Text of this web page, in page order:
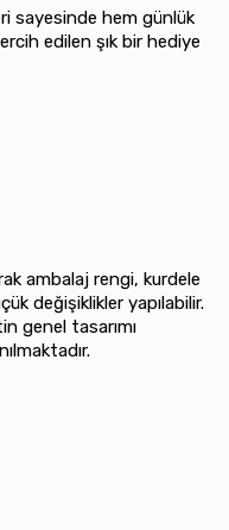
sayesinde hem günlük
edilen şık bir hediye
ambalaj rengi, kurdele
değişiklikler yapılabilir.
genel tasarımı